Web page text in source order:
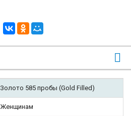
Золото 585 пробы (Gold Filled)
Женщинам